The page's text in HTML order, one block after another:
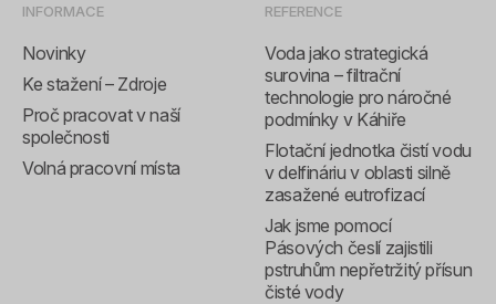
INFORMACE
Novinky
Ke stažení – Zdroje
Proč pracovat v naší
společnosti
Volná pracovní místa
REFERENCE
Voda jako strategická
surovina – filtrační
technologie pro náročné
podmínky v Káhiře
Flotační jednotka čistí vodu
v delfináriu v oblasti silně
zasažené eutrofizací
Jak jsme pomocí
Pásových česlí zajistili
pstruhům nepřetržitý přísun
čisté vody